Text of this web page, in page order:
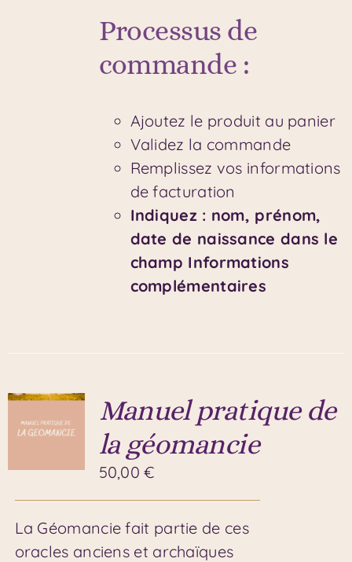
Processus de
commande :
Ajoutez le produit au panier
Validez la commande
Remplissez vos informations
de facturation
Indiquez : nom, prénom,
date de naissance dans le
champ Informations
complémentaires
Manuel pratique de
la géomancie
50,00€
La Géomancie fait partie de ces
oracles anciens et archaïques